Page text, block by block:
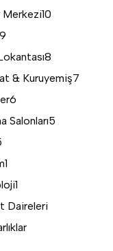
Merkezi10
9
8
& Kuruyemiş7
6
Salonları5
1
1
Daireleri